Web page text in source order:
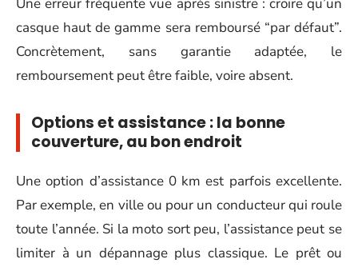
casque haut de gamme sera remboursé “par défaut”.
Concrètement, sans garantie adaptée, le
remboursement peut être faible, voire absent.
Options et assistance : la bonne
couverture, au bon endroit
Une option d’assistance 0 km est parfois excellente.
Par exemple, en ville ou pour un conducteur qui roule
toute l’année. Si la moto sort peu, l’assistance peut se
limiter à un dépannage plus classique. Le prêt ou